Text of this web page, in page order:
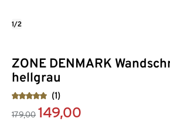
ZONE DENMARK
hellgrau
(1)
179,00 149,00
1/2